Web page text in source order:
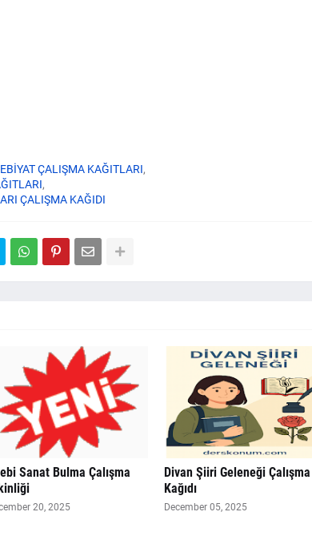
ÇALIŞMA KAĞITLARI
ÇALIŞMA KAĞIDI
Sanat Bulma Çalışma
20, 2025
Divan Şiiri Geleneği Çalışma
Kağıdı
December 05, 2025